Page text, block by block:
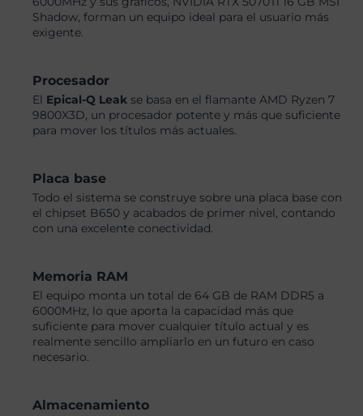
Shadow, forman un equipo ideal para el usuario más
exigente.
Procesador
El Epical-Q Leak se basa en el flamante AMD Ryzen 7
9800X3D, un procesador potente y más que suficiente
para mover los títulos más actuales.
Placa base
Todo el sistema se construye sobre una placa base con
el chipset B650 y acabados de primer nivel, contando
con una excelente conectividad.
Memoria RAM
El equipo monta un total de 64 GB de RAM DDR5 a
6000MHz, lo que aporta la capacidad más que
suficiente para mover cualquier título actual y es
realmente sencillo ampliarlo en un futuro en caso
necesario.
Almacenamiento